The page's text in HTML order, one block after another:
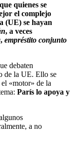
quienes se
el complejo
(UE) se hayan
, a veces
, empréstito conjunto
debaten
de la UE. Ello se
«motor» de la
París lo apoya y
a no